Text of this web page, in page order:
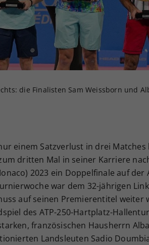
die Finalisten Sam Weissborn und
einem Satzverlust in drei
dritten Mal in seiner Karriere
2023 ein Doppelfinale auf der
war dem 32-jährigen
auf seinen Premierentitel weiter
des ATP-250-Hartplatz-
französischen Hausherrn
Landsleuten Sadio